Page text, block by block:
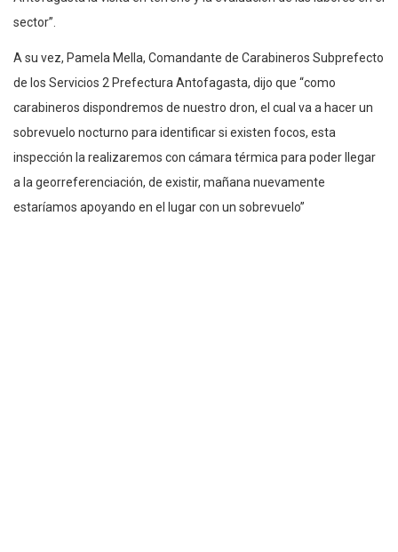
sector”.
A su vez, Pamela Mella, Comandante de Carabineros Subprefecto
de los Servicios 2 Prefectura Antofagasta, dijo que “como
carabineros dispondremos de nuestro dron, el cual va a hacer un
sobrevuelo nocturno para identificar si existen focos, esta
inspección la realizaremos con cámara térmica para poder llegar
a la georreferenciación, de existir, mañana nuevamente
estaríamos apoyando en el lugar con un sobrevuelo”